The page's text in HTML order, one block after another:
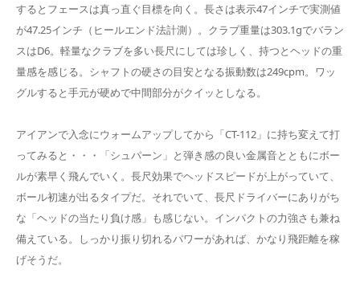
するとフェースは真っ直ぐ目標を向く。長さは表示47インチで実測値
が47.25インチ（ヒールエンド法計測）。クラブ重量は303.1gでバラン
スはD6。軽量なクラブを多い長尺にしては珍しく、持つとヘッドの重
量感を感じる。シャフトの硬さの目安となる振動数は249cpm。ワッ
グルすると手元が硬めで中間部分がクイッとしなる。
アイアンで入念にウォームアップしてから「CT-112」に持ち変えて打
ってみると・・・「シュパーン」と弾き感の良い金属音とともにボー
ルが素早く飛んでいく。長尺効果でヘッドスピードが上がっていて、
ボール初速が出るタイプだ。それでいて、長尺ドライバーにありがち
な「ヘッドの当たり負け感」も感じない。インパクトの力強さも兼ね
備えている。しっかり振り切れるパワーがあれば、かなり飛距離を稼
げそうだ。